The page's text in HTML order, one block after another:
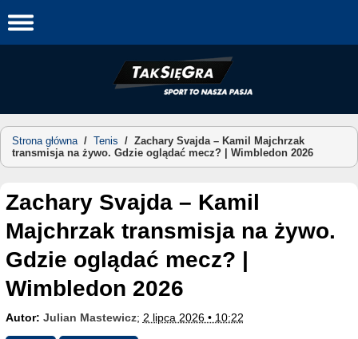
to
Strona główna/ Tenis / Zachary Svajda – Kamil Majchrzak
transmisja na żywo. Gdzie oglądać mecz? | Wimbledon 2026
Zachary Svajda – Kamil
Majchrzak transmisja na żywo.
Gdzie oglądać mecz? |
Wimbledon 2026
Autor: Julian Mastewicz; 2 lipca 2026 • 10:22